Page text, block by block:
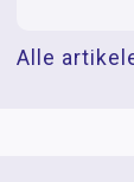
Alle